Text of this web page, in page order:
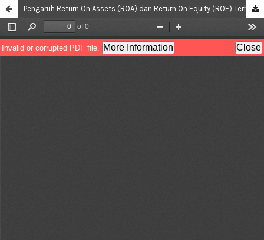
Pengaruh Return On Assets (ROA) dan Return On Equity (ROE) Terhadap Pertumbuhan Laba pada PT. Kalbe Farma Tbk Periode Tahun 2009-2019